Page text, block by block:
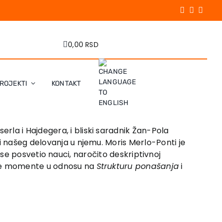
0,00 RSD
KONTAKT
i Hajdegera, i bliski saradnik Žan-Pola
delovanja u njemu. Moris Merlo-Ponti je
posvetio nauci, naročito deskriptivnoj
u odnosu na Strukturu ponašanjai